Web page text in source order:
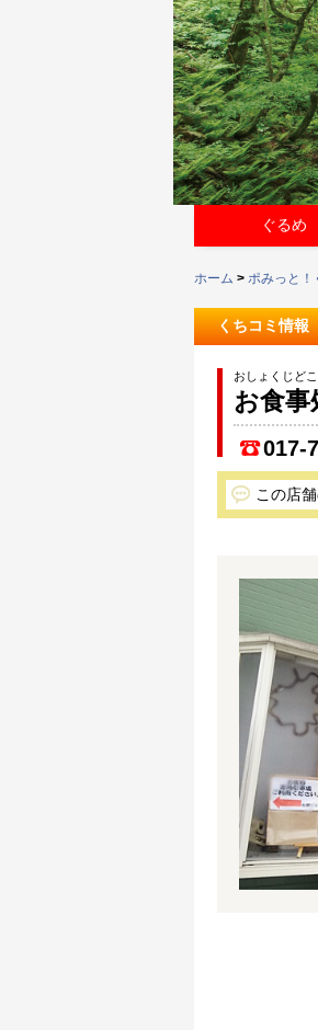
ぐるめ
ホーム > ポみっと！
くちコミ情報
おしょくじど
お食事
017-
この店